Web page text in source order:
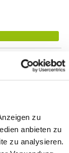
zu
anbieten zu
zu analysieren.